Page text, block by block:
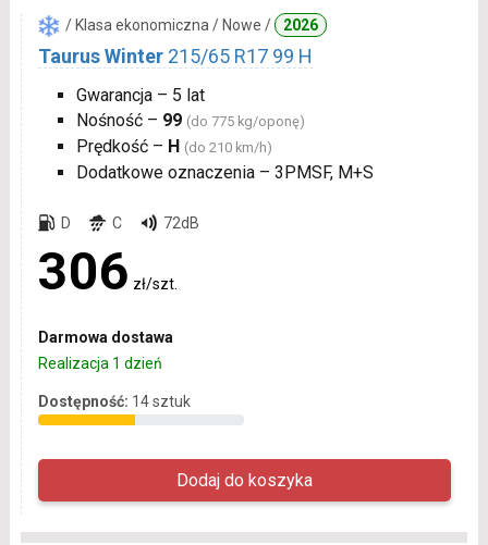
/ Klasa ekonomiczna / Nowe / 2026
Taurus Winter 215/65 R17 99 H
Gwarancja – 5 lat
Nośność – 99 (do 775 kg/oponę)
Prędkość – H (do 210 km/h)
Dodatkowe oznaczenia – 3PMSF, M+S
D C 72dB
306 zł/szt.
Darmowa dostawa
Realizacja 1 dzień
Dostępność: 14 sztuk